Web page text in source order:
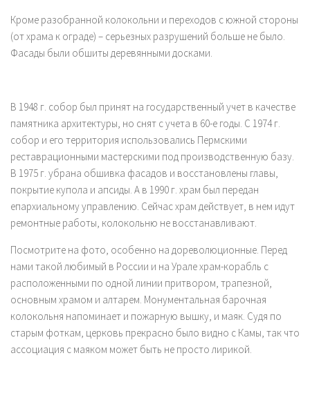
Кроме разобранной колокольни и переходов с южной стороны
(от храма к ограде) – серьезных разрушений больше не было.
Фасады были обшиты деревянными досками.
В 1948 г. собор был принят на государственный учет в качестве
памятника архитектуры, но снят с учета в 60-е годы. С 1974 г.
собор и его территория использовались Пермскими
реставрационными мастерскими под производственную базу.
В 1975 г. убрана обшивка фасадов и восстановлены главы,
покрытие купола и апсиды. А в 1990 г. храм был передан
епархиальному управлению. Сейчас храм действует, в нем идут
ремонтные работы, колокольню не восстанавливают.
Посмотрите на фото, особенно на дореволюционные. Перед
нами такой любимый в России и на Урале храм-корабль с
расположенными по одной линии притвором, трапезной,
основным храмом и алтарем. Монументальная барочная
колокольня напоминает и пожарную вышку, и маяк. Судя по
старым фоткам, церковь прекрасно было видно с Камы, так что
ассоциация с маяком может быть не просто лирикой.